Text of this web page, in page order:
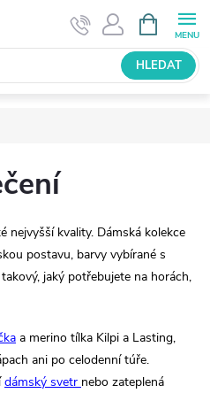
NÁKUPNÍ
KOŠÍK
HLEDAT
nejvyšší kvality. Dámská kolekce
postavu, barvy vybírané s
jaký potřebujete na horách,
a merino tílka Kilpi a Lasting,
ani po celodenní túře.
dámský svetr nebo zateplená